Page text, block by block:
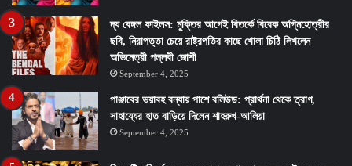
দ্য বেঙ্গল ফাইলস: মুক্তির আগেই বিতর্কে বিবেক অগ্নিহোত্রীর
ছবি, নিরাপত্তা চেয়ে রাষ্ট্রপতির কাছে খোলা চিঠি লিখলেন
অভিনেত্রী পল্লবী জোশী
September 4, 2025
পাঞ্জাবের ভয়াবহ বন্যায় পাশে বলিউড: প্রার্থনা থেকে ত্রাণ,
সাহায্যের হাত বাড়িয়ে দিলেন শাহরুখ-আলিয়া
September 4, 2025